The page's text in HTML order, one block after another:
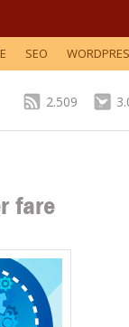
SEO
2.509
fare